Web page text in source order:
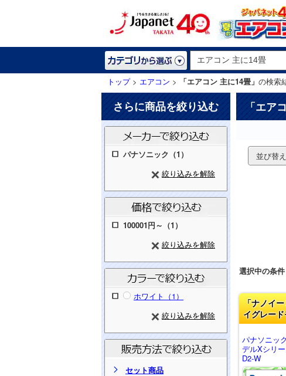
トップ> エアコン > 「エアコン 主に14畳」 の検索
さらに商品を絞り込む
パナソニック（1）
絞り込みを解除
100001円～（1）
絞り込みを解除
ホワイト（1）
絞り込みを解除
セット商品
「エア
並び替え
選択中の条件
「ナノイ
イグレー
パナソニッ
デルXシリ
D2-W